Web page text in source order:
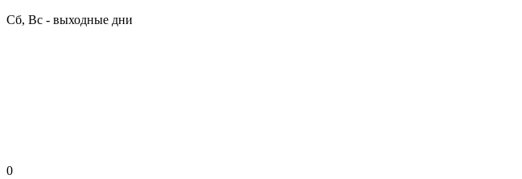
Сб, Вс - выходные дни
0